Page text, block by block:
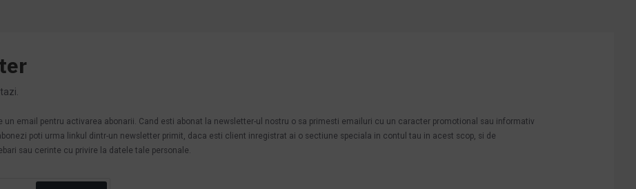
email pentru activarea abonarii. Cand esti abonat la newsletter-ul nostru o sa primesti emailuri cu un caracter promotional sau informativ
poti urma linkul dintr-un newsletter primit, daca esti client inregistrat ai o sectiune speciala in contul tau in acest scop, si de
sau cerinte cu privire la datele tale personale.